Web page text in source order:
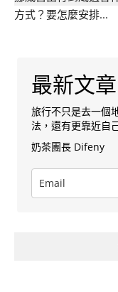
方式？要怎麼安排...
最新文
旅行不只是去一個
法，還有更靠近自
奶茶團長 Difeny